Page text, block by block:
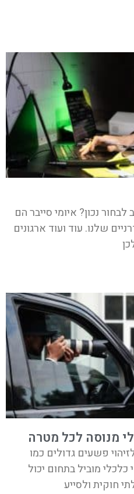
נכון? איומי סייבר הם
שלנו. עוד ועוד ארגונים
מנוסה לכל מטרה
פשעים גדולים כמו
כלכלי מוביל בתחום יכול
חוקית ולסייע